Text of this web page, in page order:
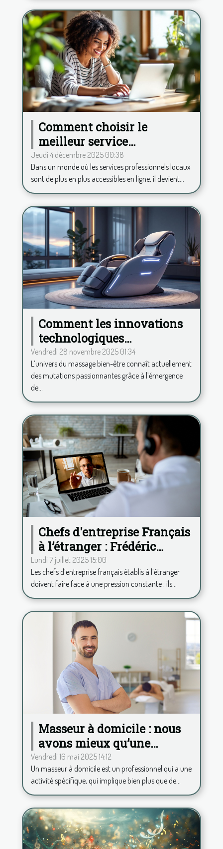
Comment choisir le
meilleur service
professionnel local en
ligne ?
Jeudi 4 décembre 2025 00:38
Dans un monde où les services professionnels locaux
sont de plus en plus accessibles en ligne, il devient...
Comment les innovations
technologiques
transforment-elles le
secteur du massage bien-
être ?
Vendredi 28 novembre 2025 01:34
L’univers du massage bien-être connaît actuellement
des mutations passionnantes grâce à l’émergence
de...
Chefs d'entreprise Français
à l’étranger : Frédéric
Duplessy propose une
analyse psy à distance
Lundi 7 juillet 2025 15:00
Les chefs d’entreprise français établis à l’étranger
doivent faire face à une pression constante ; ils...
Masseur à domicile : nous
avons mieux qu’une
application pour calculer
vos frais kilométriques !
Vendredi 16 mai 2025 14:12
Un masseur à domicile est un professionnel qui a une
activité spécifique, qui implique bien plus que de...